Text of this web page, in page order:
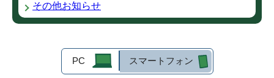
その他お知らせ
PC スマートフォン